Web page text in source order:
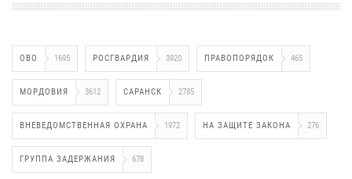
ОВО 1695 РОСГВАРДИЯ 3920 ПРАВОПОРЯДОК 465
МОРДОВИЯ 3612 САРАНСК 2785
ВНЕВЕДОМСТВЕННАЯ ОХРАНА 1972 НА ЗАЩИТЕ ЗАКОНА 276
ГРУППА ЗАДЕРЖАНИЯ 678